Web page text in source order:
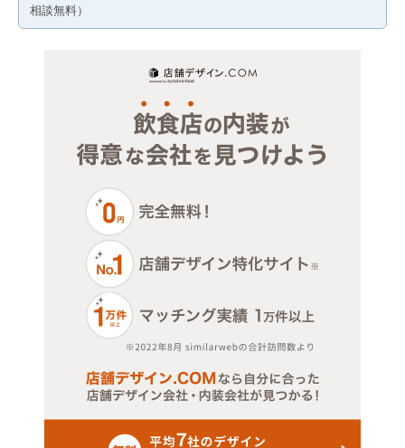
物販・小売
その他
その他（スクール）
その他店舗物件
埼玉
千葉
相談無料）